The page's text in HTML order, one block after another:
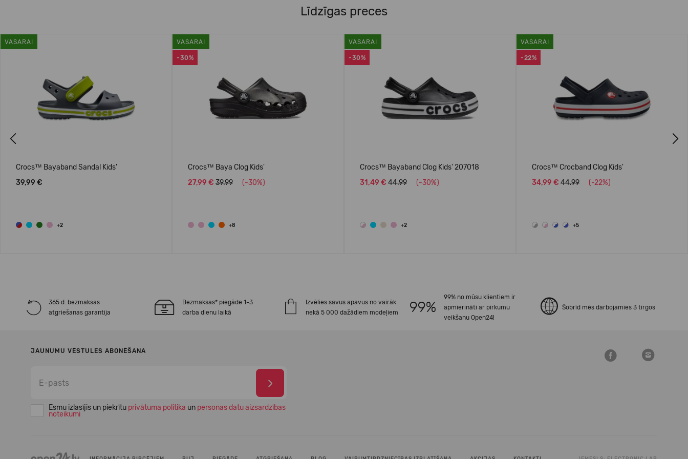
Līdzīgas preces
VASARAI
Crocs™ Bayaband Sandal Kids'
39,99 €
+2
-30%
VASARAI
Crocs™ Baya Clog Kids'
27,99 € 39.99 (-30%)
+8
-30%
VASARAI
Crocs™ Bayaband Clog Kids' 207018
31,49 € 44.99 (-30%)
+2
-22%
VASARAI
Crocs™ Crocband Clog Kids'
34,99 € 44.99 (-22%)
+5
365 d. bezmaksas
atgriešanas garantija
Bezmaksas* piegāde 1-3
darba dienu laikā
Izvēlies savus apavus no vairāk
nekā 5 000 dažādiem modeļiem
99% no mūsu klientiem ir
apmierināti ar pirkumu
veikšanu Open24!
Šobrīd mēs darbojamies 3 tirgos
JAUNUMU VĒSTULES ABONĒŠANA
Esmu izlasījis un piekrītu privātuma politika un personas datu aizsardzības
noteikumi